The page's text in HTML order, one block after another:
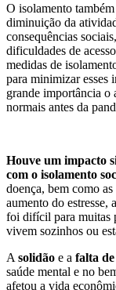
O isolamento
diminuição da
consequências
dificuldades de
medidas de
para minimizar esses
grande importância o
normais antes da
Houve um impacto
com o isolamento
doença, bem como
aumento do estresse,
foi difícil para muitas
vivem sozinhos ou
A solidão e a falta
saúde mental e no
afetou a vida